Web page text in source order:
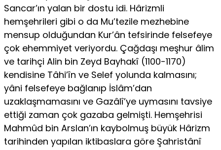
Sancar’ın yalan bir dostu idi. Hârizmli
hemşehrileri gibi o da Mu’tezile mezhebine
mensup olduğundan Kur’ân tefsirinde felsefeye
çok ehemmiyet veriyordu. Çağdaşı meşhur âlim
ve tarihçi Alin bin Zeyd Bayhakî (1100-1170)
kendisine Tâhi’în ve Selef yolunda kalmasını;
yâni felsefeye bağlanıp İslâm’dan
uzaklaşmamasını ve Gazâlî’ye uymasını tavsiye
ettiği zaman çok gazaba gelmişti. Hemşehrisi
Mahmûd bin Arslan’ın kaybolmuş büyük Hârizm
tarihinden yapılan iktibaslara göre Şahristânî